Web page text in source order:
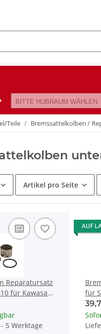
BITTE HUBRAUM WÄHLEN
Teile Bremssattelkolben /
Artikel pro Seite
Reparatursatz
für Kawasaki
5 Werktage
AUF
für